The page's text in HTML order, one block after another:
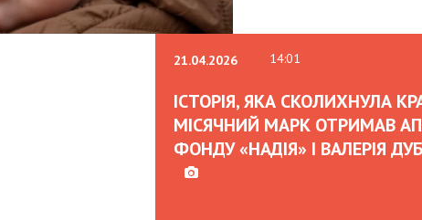
02.02.2026 07:00
OLEKSII ABASOV: HOW
CAN ATTRACT
AND HEDGE RISKS DURING